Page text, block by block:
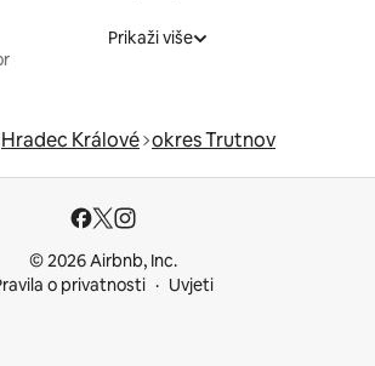
Prikaži više
Hradec Králové okres Trutnov
© 2026 Airbnb, Inc.
o privatnosti
Uvjeti